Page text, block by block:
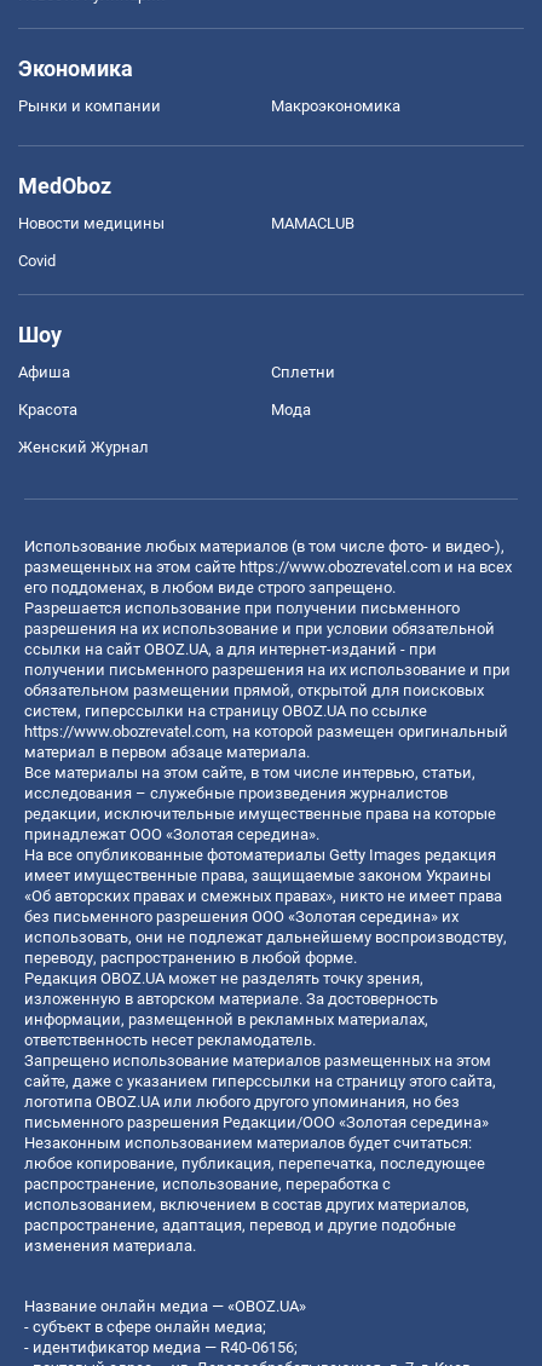
Экономика
Рынки и компании Mакроэкономика
MedOboz
Новости медицины MAMACLUB
Covid
Шоу
Афиша Сплетни
Красота Мода
Женский Журнал
Использование любых материалов (в том числе фото- и видео-),
размещенных на этом сайте https://www.obozrevatel.com и на всех
его поддоменах, в любом виде строго запрещено.
Разрешается использование при получении письменного
разрешения на их использование и при условии обязательной
ссылки на сайт OBOZ.UA, а для интернет-изданий - при
получении письменного разрешения на их использование и при
обязательном размещении прямой, открытой для поисковых
систем, гиперссылки на страницу OBOZ.UA по ссылке
https://www.obozrevatel.com, на которой размещен оригинальный
материал в первом абзаце материала.
Все материалы на этом сайте, в том числе интервью, статьи,
исследования – служебные произведения журналистов
редакции, исключительные имущественные права на которые
принадлежат ООО «Золотая середина».
На все опубликованные фотоматериалы Getty Images редакция
имеет имущественные права, защищаемые законом Украины
«Об авторских правах и смежных правах», никто не имеет права
без письменного разрешения ООО «Золотая середина» их
использовать, они не подлежат дальнейшему воспроизводству,
переводу, распространению в любой форме.
Редакция OBOZ.UA может не разделять точку зрения,
изложенную в авторском материале. За достоверность
информации, размещенной в рекламных материалах,
ответственность несет рекламодатель.
Запрещено использование материалов размещенных на этом
сайте, даже с указанием гиперссылки на страницу этого сайта,
логотипа OBOZ.UA или любого другого упоминания, но без
письменного разрешения Редакции/ООО «Золотая середина»
Незаконным использованием материалов будет считаться:
любое копирование, публикация, перепечатка, последующее
распространение, использование, переработка с
использованием, включением в состав других материалов,
распространение, адаптация, перевод и другие подобные
изменения материала.
Название онлайн медиа — «OBOZ.UA»
- субъект в сфере онлайн медиа;
- идентификатор медиа — R40-06156;